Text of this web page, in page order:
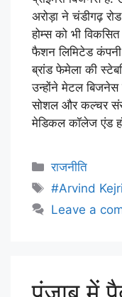
अरोड़ा ने चंडीगढ़
होम्स को भी
फैशन लिमिटेड
ब्रांड फेमेला की
उन्होंने मेटल
सोशल और कल्चर
मेडिकल कॉलेज एंड
राजनीति
#Arvind
Leave a